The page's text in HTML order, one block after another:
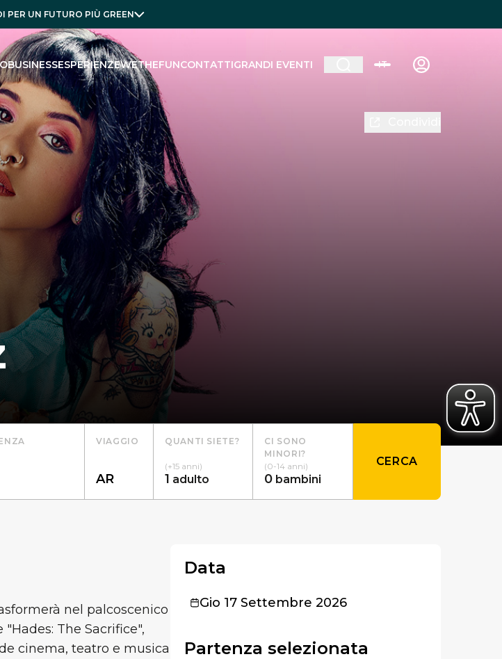
PER UN FUTURO PIÙ GREEN
BUSINESSESPERIENZEWETHEFUNCONTATTIGRANDI EVENTI IT
VIAGGIO QUANTI SIETE?
(+15 anni)
1 adulto
CI SONO
MINORI?
(0-14 anni)
0 bambini
CERCA
nel palcoscenico
The Sacrifice",
cinema, teatro e musica
Data
Gio 17 Settembre 2026
Partenza selezionata